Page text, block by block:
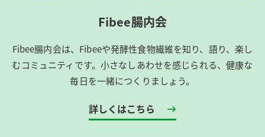
Fibee腸内会
Fibee腸内会は、​Fibeeや発酵性食物繊維を知り、語り、楽し
むコミュニティです。​小さなしあわせを感じられる、健康な
毎日を一緒につくりましょう。
詳しくはこちら